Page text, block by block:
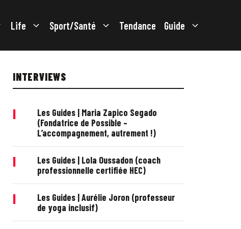
Life Sport/Santé Tendance Guide
INTERVIEWS
|
Les Guides | Maria Zapico Segado
(Fondatrice de Possible –
L’accompagnement, autrement !)
|
Les Guides | Lola Oussadon (coach
professionnelle certifiée HEC)
|
Les Guides | Aurélie Joron (professeur
de yoga inclusif)